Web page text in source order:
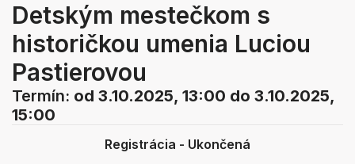
Detským mestečkom s
historičkou umenia Luciou
Pastierovou
Termín: od 3.10.2025, 13:00 do 3.10.2025,
15:00
Registrácia - Ukončená